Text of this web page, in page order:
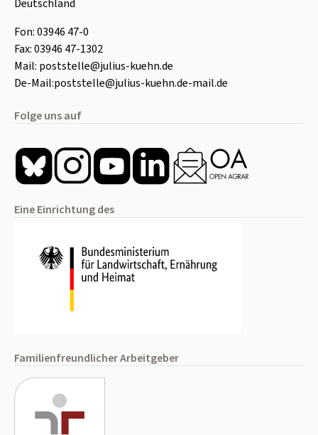
Deutschland
Fon:03946 47-0
Fax:03946 47-1302
Mail: poststelle@julius-kuehn.de
De-Mail:poststelle@julius-kuehn.de-mail.de
Folge uns auf
Eine Einrichtung des
Familienfreundlicher Arbeitgeber